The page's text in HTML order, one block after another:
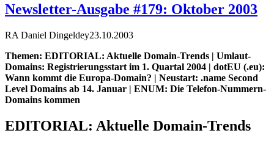
Newsletter-Ausgabe #179: Oktober 2003
RA Daniel Dingeldey23.10.2003
Themen: EDITORIAL: Aktuelle Domain-Trends | Umlaut-
Domains: Registrierungsstart im 1. Quartal 2004 | dotEU (.eu):
Wann kommt die Europa-Domain? | Neustart: .name Second
Level Domains ab 14. Januar | ENUM: Die Telefon-Nummern-
Domains kommen
EDITORIAL: Aktuelle Domain-Trends